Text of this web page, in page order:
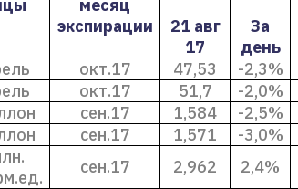
месяц
экспирации
21 авг
17
За
день
окт.17 47,53 -2,3%
окт.17 51,7 -2,0%
сен.17 1,584 -2,5%
сен.17 1,571 -3,0%
сен.17 2,962 2,4%